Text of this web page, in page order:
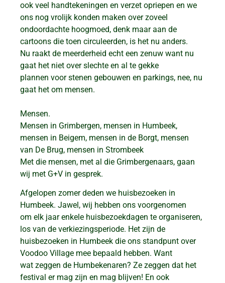
ook veel handtekeningen en verzet opriepen en we
ons nog vrolijk konden maken over zoveel
ondoordachte hoogmoed, denk maar aan de
cartoons die toen circuleerden, is het nu anders.
Nu raakt de meerderheid echt een zenuw want nu
gaat het niet over slechte en al te gekke
plannen voor stenen gebouwen en parkings, nee, nu
gaat het om mensen.
Mensen.
Mensen in Grimbergen, mensen in Humbeek,
mensen in Beigem, mensen in de Borgt, mensen
van De Brug, mensen in Strombeek
Met die mensen, met al die Grimbergenaars, gaan
wij met G+V in gesprek.
Afgelopen zomer deden we huisbezoeken in
Humbeek. Jawel, wij hebben ons voorgenomen
om elk jaar enkele huisbezoekdagen te organiseren,
los van de verkiezingsperiode. Het zijn de
huisbezoeken in Humbeek die ons standpunt over
Voodoo Village mee bepaald hebben. Want
wat zeggen de Humbekenaren? Ze zeggen dat het
festival er mag zijn en mag blijven! En ook